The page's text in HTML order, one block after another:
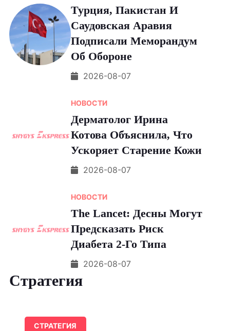
Турция, Пакистан И
Саудовская Аравия
Подписали Меморандум
Об Обороне
2026-08-07
НОВОСТИ
Дерматолог Ирина
Котова Объяснила, Что
Ускоряет Старение Кожи
2026-08-07
НОВОСТИ
The Lancet: Десны Могут
Предсказать Риск
Диабета 2-Го Типа
2026-08-07
Стратегия
СТРАТЕГИЯ